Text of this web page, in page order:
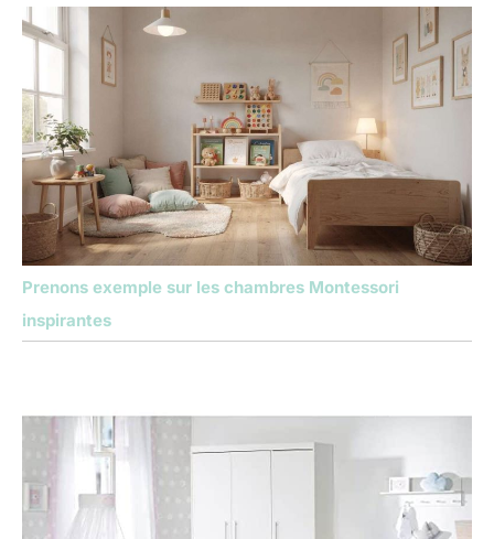
Prenons exemple sur les chambres Montessori
inspirantes